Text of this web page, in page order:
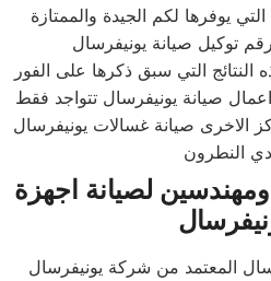
يوفرها لكم الجيدة والممتازة
توكيل صيانة يونيفرسال
التي سبق ذكرها على الفور
صيانة يونيفرسال تتواجد فقط
الاخرى صيانة غسالات يونيفرسال
النطرون
لصيانة اجهزة
المعتمد من شركة يونيفرسال